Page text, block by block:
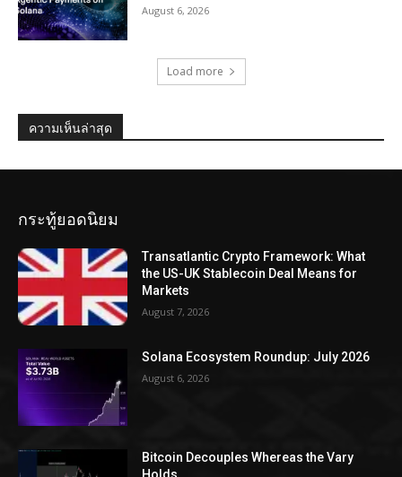
August 6, 2026
Load more
ความเห็นล่าสุด
กระทู้ยอดนิยม
Transatlantic Crypto Framework: What
the US-UK Stablecoin Deal Means for
Markets
August 7, 2026
Solana Ecosystem Roundup: July 2026
August 6, 2026
Bitcoin Decouples Whereas the Vary
Holds